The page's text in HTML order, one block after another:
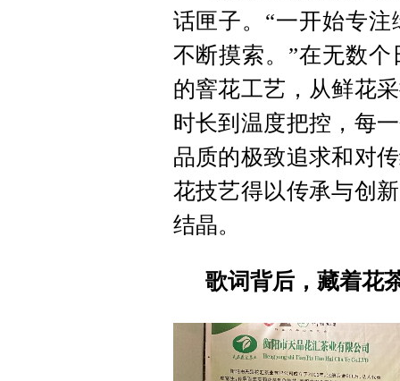
话匣子。“一开始专
不断摸索。”在无数
的窨花工艺，从鲜花
时长到温度把控，每
品质的极致追求和对
花技艺得以传承与创
结晶。
歌词背后，藏着花